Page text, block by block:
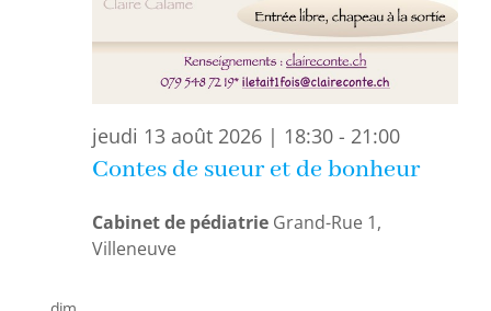
jeudi 13 août 2026 | 18:30 - 21:00
Contes de sueur et de bonheur
Cabinet de pédiatrie Grand-Rue 1,
Villeneuve